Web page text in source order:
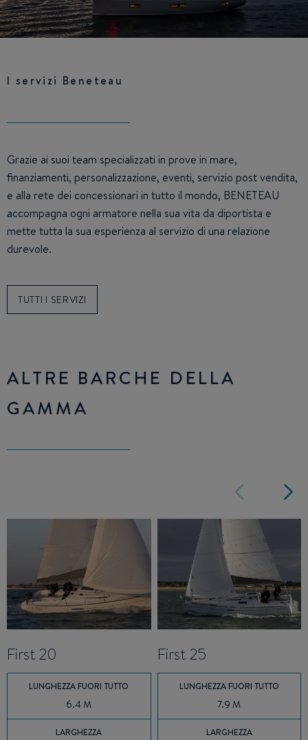
I servizi Beneteau
Grazie ai suoi team specializzati in prove in mare,
finanziamenti, personalizzazione, eventi, servizio post vendita,
e alla rete dei concessionari in tutto il mondo, BENETEAU
accompagna ogni armatore nella sua vita da diportista e
mette tutta la sua esperienza al servizio di una relazione
durevole.
TUTTI I SERVIZI
ALTRE BARCHE DELLA
GAMMA
First 20
LUNGHEZZA FUORI TUTTO
6.4 M
LARGHEZZA
First 25
LUNGHEZZA FUORI TUTTO
7.9 M
LARGHEZZA